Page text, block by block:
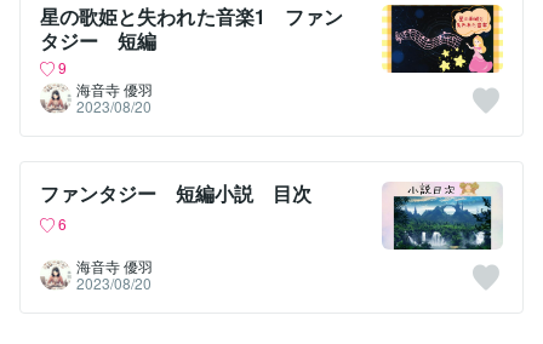
星の歌姫と失われた音楽1 ファン
タジー 短編
9
海音寺 優羽
2023/08/20
ファンタジー 短編小説 目次
6
海音寺 優羽
2023/08/20